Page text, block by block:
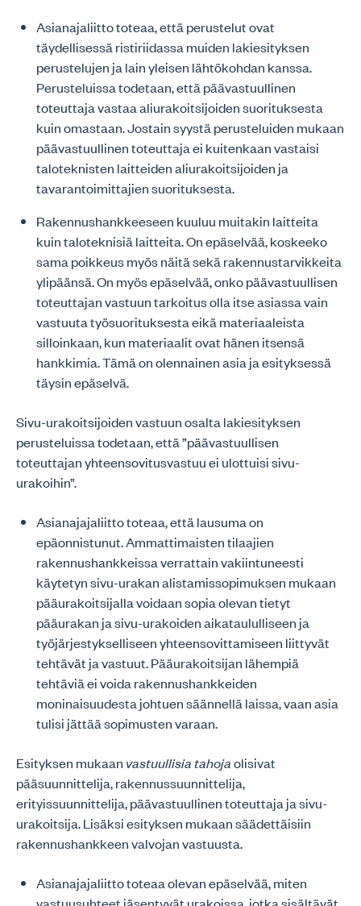
Asianajaliitto toteaa, että perustelut ovat
täydellisessä ristiriidassa muiden lakiesityksen
perustelujen ja lain yleisen lähtökohdan kanssa.
Perusteluissa todetaan, että päävastuullinen
toteuttaja vastaa aliurakoitsijoiden suorituksesta
kuin omastaan. Jostain syystä perusteluiden mukaan
päävastuullinen toteuttaja ei kuitenkaan vastaisi
taloteknisten laitteiden aliurakoitsijoiden ja
tavarantoimittajien suorituksesta.
Rakennushankkeeseen kuuluu muitakin laitteita
kuin taloteknisiä laitteita. On epäselvää, koskeeko
sama poikkeus myös näitä sekä rakennustarvikkeita
ylipäänsä. On myös epäselvää, onko päävastuullisen
toteuttajan vastuun tarkoitus olla itse asiassa vain
vastuuta työsuorituksesta eikä materiaaleista
silloinkaan, kun materiaalit ovat hänen itsensä
hankkimia. Tämä on olennainen asia ja esityksessä
täysin epäselvä.
Sivu-urakoitsijoiden vastuun osalta lakiesityksen
perusteluissa todetaan, että ”päävastuullisen
toteuttajan yhteensovitusvastuu ei ulottuisi sivu-
urakoihin”.
Asianajajaliitto toteaa, että lausuma on
epäonnistunut. Ammattimaisten tilaajien
rakennushankkeissa verrattain vakiintuneesti
käytetyn sivu-urakan alistamissopimuksen mukaan
pääurakoitsijalla voidaan sopia olevan tietyt
pääurakan ja sivu-urakoiden aikataululliseen ja
työjärjestykselliseen yhteensovittamiseen liittyvät
tehtävät ja vastuut. Pääurakoitsijan lähempiä
tehtäviä ei voida rakennushankkeiden
moninaisuudesta johtuen säännellä laissa, vaan asia
tulisi jättää sopimusten varaan.
Esityksen mukaan vastuullisia tahojaolisivat
pääsuunnittelija, rakennussuunnittelija,
erityissuunnittelija, päävastuullinen toteuttaja ja sivu-
urakoitsija. Lisäksi esityksen mukaan säädettäisiin
rakennushankkeen valvojan vastuusta.
Asianajajaliitto toteaa olevan epäselvää, miten